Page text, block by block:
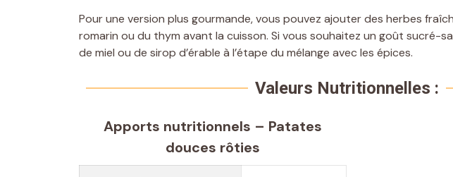
Pour une version plus gourmande, vous pouvez ajouter des herbes
romarin ou du thym avant la cuisson. Si vous souhaitez un goût sucré-
de miel ou de sirop d’érable à l’étape du mélange avec les épices.
Valeurs Nutritionnelles :
Apports nutritionnels – Patates
douces rôties